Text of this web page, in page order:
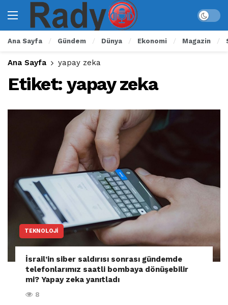
Ana Sayfa Gündem Dünya Ekonomi Magazin
Ana Sayfa yapay zeka
Etiket:yapay zeka
TEKNOLOJI
İsrail’in siber saldırısı sonrası gündemde
telefonlarımız saatli bombaya dönüşebilir
mi? Yapay zeka yanıtladı
8